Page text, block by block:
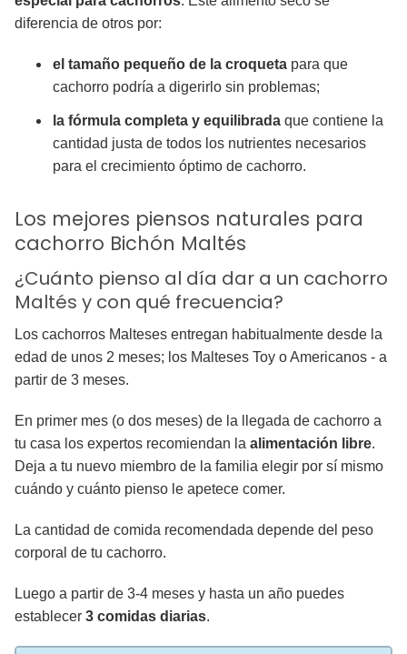
diferencia de otros por:
el tamaño pequeño de la croqueta para que
cachorro podría a digerirlo sin problemas;
la fórmula completa y equilibrada que contiene la
cantidad justa de todos los nutrientes necesarios
para el crecimiento óptimo de cachorro.
Los mejores piensos naturales para
cachorro Bichón Maltés
¿Cuánto pienso al día dar a un cachorro
Maltés y con qué frecuencia?
Los cachorros Malteses entregan habitualmente desde la
edad de unos 2 meses; los Malteses Toy o Americanos - a
partir de 3 meses.
En primer mes (o dos meses) de la llegada de cachorro a
tu casa los expertos recomiendan la alimentación libre.
Deja a tu nuevo miembro de la familia elegir por sí mismo
cuándo y cuánto pienso le apetece comer.
La cantidad de comida recomendada depende del peso
corporal de tu cachorro.
Luego a partir de 3-4 meses y hasta un año puedes
establecer 3 comidas diarias.